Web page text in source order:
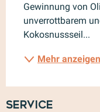
Gewinnung von
unverrottbarem
Kokosnussseil...
Mehr anzeigen
Service